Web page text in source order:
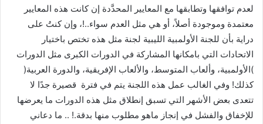
لعدم توافقها وتطابقها مع المعايير المحدَّدة إن كانت هذه المعايير
معتمدة وموجودة أصلاً، أو هي مثل العدم سواء..!، وإن كنتُ على
دراية بأن للجنة الأولمبية الليبية لجنة مثل هذه تختص باختيار
الاتحادات التي بامكانها المشاركة في الدورات الكبرى مثل الدورات
)الأولمبية، وألعاب المتوسط، والألعاب الإفريقية، والدورة العربية(
كذلك! وفي الغالب عمل هذه اللجنة يتم في فترة قصيرة جدًا لا
تتعدى بعض الأشهر التي تسبق إنطلاق مثل هذه الدورات ما يعرضها
للإخفاق والفشل في إنجاز ماهو مطلوب منها بدقة.! .. ما دعاني